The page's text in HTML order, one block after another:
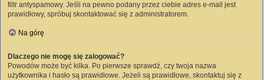
filtr antyspamowy. Jeśli na pewno podany przez ciebie adres e-mail jest
prawidłowy, spróbuj skontaktować się z administratorem.
Na górę
Dlaczego nie mogę się zalogować?
Powodów może być kilka. Po pierwsze sprawdź, czy twoja nazwa
użytkownika i hasło są prawidłowe. Jeżeli są prawidłowe, skontaktuj się z